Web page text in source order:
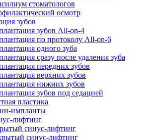
стоматологов
осмотр
зубов
зубов All-on-4
по протоколу All-on-6
одного зуба
сразу после удаления зуба
передних зубов
верхних зубов
нижних зубов
зубов под седацией
пластика
импланты
лифтинг
синус-лифтинг
синус-лифтинг